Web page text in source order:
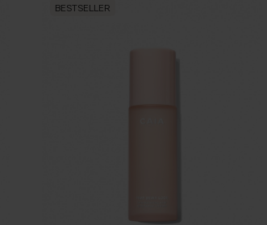
BESTSELLER